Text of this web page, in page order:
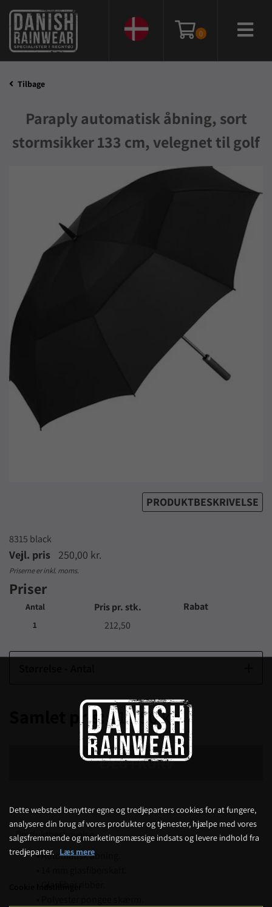
0
Tilbage
Paraply automatisk åbning, sort
stormsikker 133 cm, velegnet til golf
PRODUKTBESKRIVELSE
8315 black
Vejl. pris 250,00 kr.
Priserne er inkl. moms.
Priser
Antal Pris pr. stk. Rabat
1 212,50
Samlet pris:212,50 kr.
LÆG I KURV
Produktbeskrivelse
• Automatisk åbning.
Dette websted benytter egne og tredjeparters cookies for at fungere,
analysere din brug af vores produkter og tjenester, hjælpe med vores
salgsfremmende og marketingsmæssige indsats og levere indhold fra
tredjeparter. Læs mere